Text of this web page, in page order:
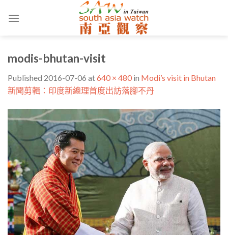
modis-bhutan-visit
Published 2016-07-06 at640 × 480 in Modi’s visit in Bhutan
新聞剪輯：印度新總理首度出訪落腳不丹